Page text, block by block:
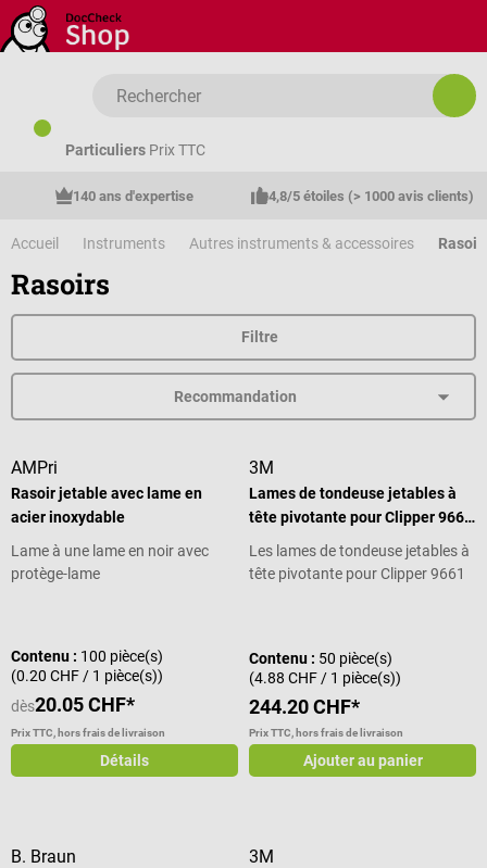
Passer au contenu principal
Particuliers Prix TTC
140 ans d'expertise 4,8/5 étoiles (> 1000 avis clients)
Accueil Instruments Autres instruments & accessoires
Rasoirs
Filtre
AMPri
Rasoir jetable avec lame en
acier inoxydable
Lame à une lame en noir avec
protège-lame
Contenu : 100 pièce(s)
(0.20 CHF / 1 pièce(s))
dès20.05 CHF*
Prix TTC, hors frais de livraison
Détails
3M
Lames de tondeuse jetables à
tête pivotante pour Clipper 9661
& 9661L
Les lames de tondeuse jetables à
tête pivotante pour Clipper 9661
chirurgicale et peuvent également
être utilisées par le patient lui-
même. Cet accessoire pour
les Clipper 9661 et 9661L de 3M a
été conçu avec une lame qui
coupe les poils juste au-dessus de
de microlésions de la peau. Les
Contenu : 50 pièce(s)
(4.88 CHF / 1 pièce(s))
244.20 CHF*
Prix TTC, hors frais de livraison
Ajouter au panier
B. Braun 3M